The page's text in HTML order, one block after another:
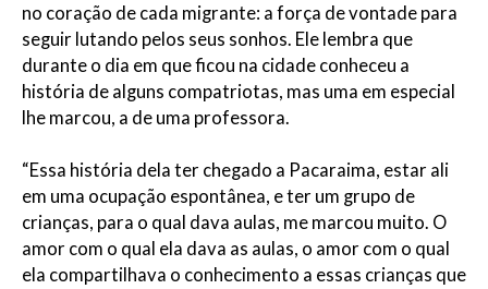
no coração de cada migrante: a força de vontade para
seguir lutando pelos seus sonhos. Ele lembra que
durante o dia em que ficou na cidade conheceu a
história de alguns compatriotas, mas uma em especial
lhe marcou, a de uma professora.
“Essa história dela ter chegado a Pacaraima, estar ali
em uma ocupação espontânea, e ter um grupo de
crianças, para o qual dava aulas, me marcou muito. O
amor com o qual ela dava as aulas, o amor com o qual
ela compartilhava o conhecimento a essas crianças que